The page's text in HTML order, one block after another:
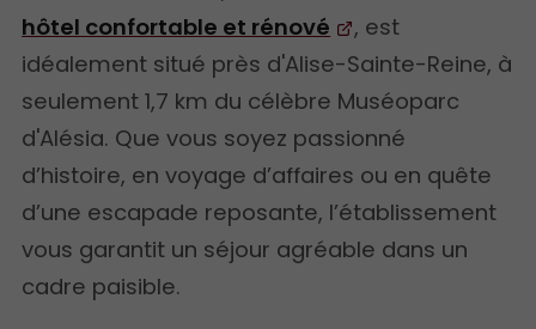
hôtel confortable et rénové
, est
idéalement situé près d'Alise-Sainte-Reine, à
seulement 1,7 km du célèbre Muséoparc
d'Alésia. Que vous soyez passionné
d’histoire, en voyage d’affaires ou en quête
d’une escapade reposante, l’établissement
vous garantit un séjour agréable dans un
cadre paisible.